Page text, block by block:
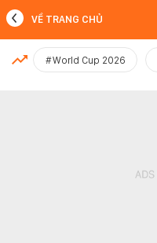
MỚI NHẤT
VỀ TRANG CHỦ
#World Cup 2026